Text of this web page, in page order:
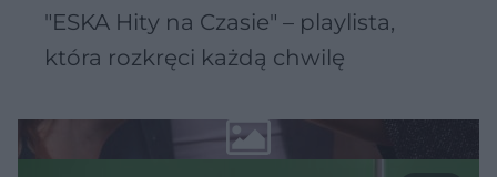
"ESKA Hity na Czasie" – playlista,
która rozkręci każdą chwilę